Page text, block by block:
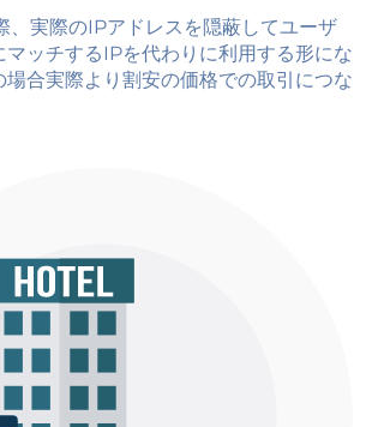
、実際のIPアドレスを隠蔽してユーザ
マッチするIPを代わりに利用する形にな
場合実際より割安の価格での取引につな